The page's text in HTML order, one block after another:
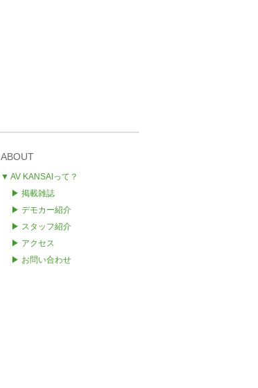
ABOUT
▼ AV KANSAIって？
▶ 掲載雑誌
▶ デモカー紹介
▶ スタッフ紹介
▶ アクセス
▶ お問い合わせ